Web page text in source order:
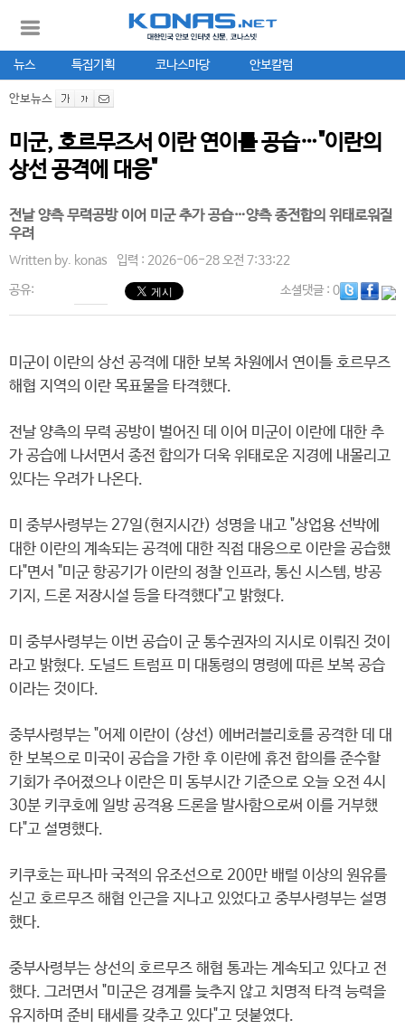
뉴스 특집기획 코나스마당 안보칼럼
안보뉴스
미군, 호르무즈서 이란 연이틀 공습…"이란의
상선 공격에 대응"
전날 양측 무력공방 이어 미군 추가 공습…양측 종전합의 위태로워질
우려
Written by. konas 입력 : 2026-06-28 오전 7:33:22
공유: 소셜댓글: 0
미군이 이란의 상선 공격에 대한 보복 차원에서 연이틀 호르무즈
해협 지역의 이란 목표물을 타격했다.
전날 양측의 무력 공방이 벌어진 데 이어 미군이 이란에 대한 추
가 공습에 나서면서 종전 합의가 더욱 위태로운 지경에 내몰리고
있다는 우려가 나온다.
미 중부사령부는 27일(현지시간) 성명을 내고 "상업용 선박에
대한 이란의 계속되는 공격에 대한 직접 대응으로 이란을 공습했
다"면서 "미군 항공기가 이란의 정찰 인프라, 통신 시스템, 방공
기지, 드론 저장시설 등을 타격했다"고 밝혔다.
미 중부사령부는 이번 공습이 군 통수권자의 지시로 이뤄진 것이
라고 밝혔다. 도널드 트럼프 미 대통령의 명령에 따른 보복 공습
이라는 것이다.
중부사령부는 "어제 이란이 (상선) 에버러블리호를 공격한 데 대
한 보복으로 미국이 공습을 가한 후 이란에 휴전 합의를 준수할
기회가 주어졌으나 이란은 미 동부시간 기준으로 오늘 오전 4시
30분 키쿠호에 일방 공격용 드론을 발사함으로써 이를 거부했
다"고 설명했다.
키쿠호는 파나마 국적의 유조선으로 200만 배럴 이상의 원유를
싣고 호르무즈 해협 인근을 지나고 있었다고 중부사령부는 설명
했다.
중부사령부는 상선의 호르무즈 해협 통과는 계속되고 있다고 전
했다. 그러면서 "미군은 경계를 늦추지 않고 치명적 타격 능력을
유지하며 준비 태세를 갖추고 있다"고 덧붙였다.